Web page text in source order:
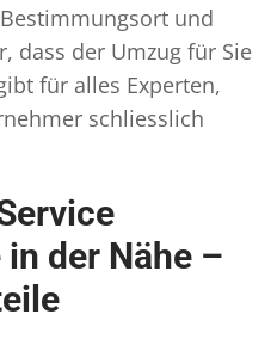
und
dass der Umzug für Sie
für alles Experten,
schliesslich
der Nähe –